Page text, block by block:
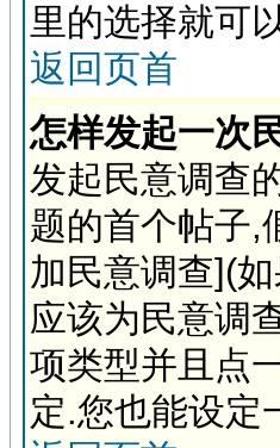
里的选择就可
返回页首
怎样发起一次
发起民意调查
题的首个帖子,
加民意调查](
应该为民意调
项类型并且点
定.您也能设定